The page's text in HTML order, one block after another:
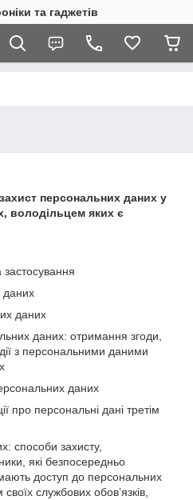
та гаджетів
персональних даних у
володільцем яких є
даних
даних
даних: отримання згоди,
з персональними даними
даних
про персональні дані третім
способи захисту,
які безпосередньо
доступ до персональних
службових обов’язків,